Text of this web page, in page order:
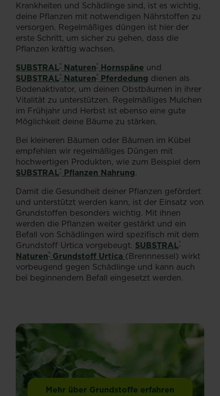
Krankheiten und Schädlinge sind, ist es wichtig,
deine Pflanzen mit notwendigen Nährstoffen zu
versorgen. Regelmäßiges düngen ist hier der
erste Schritt, um sicher zu gehen, dass die
Pflanzen kräftig wachsen.
SUBSTRAL® Naturen® Hornspäne und
SUBSTRAL® Naturen® Pferdedung dienen als
Bodenaktivator, um deinen Obstbäumen in ihrer
Vitalität zu unterstützen. Regelmäßiges Mulchen
im Frühjahr und Herbst ist ebenso eine gute
Möglichkeit deine Bäume zu stärken.
Bei kleineren Bäumen oder Bäumen im Kübel
empfehlen wir regelmäßiges Düngen mit
hochwertigen Produkten, wie zum Beispiel dem
SUBSTRAL® Pflanzen Nahrung.
Damit die Gesundheit deiner Pflanzen gefördert
und unterstützt werden kann, ist der Einsatz von
Grundstoffen besonders wichtig. Mit ihnen
werden die Pflanzen weiter gestärkt und ein
Befall von Schädlingen wird spezifisch mit dem
Grundstoff Urtica vorgebeugt. SUBSTRAL®
Naturen® Grundstoff Urtica (Brennnessel) wirkt
vorbeugend gegen Schädlinge und kann auch
bei beginnendem Befall eingesetzt werden.
Mehr über Grundstoffe erfahren